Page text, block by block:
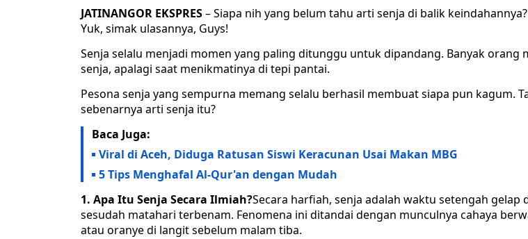
JATINANGOR EKSPRES– Siapa nih yang belum tahu arti senja di balik
Yuk, simak ulasannya, Guys!
Senja selalu menjadi momen yang paling ditunggu untuk dipandang. Banyak orang
senja, apalagi saat menikmatinya di tepi pantai.
Pesona senja yang sempurna memang selalu berhasil membuat siapa pun kagum.
sebenarnya arti senja itu?
Baca Juga:
Viral di Aceh, Diduga Ratusan Siswi Keracunan Usai Makan MBG
5 Tips Menghafal Al-Qur'an dengan Mudah
1. Apa Itu Senja Secara Ilmiah?Secara harfiah, senja adalah waktu setengah gelap
sesudah matahari terbenam. Fenomena ini ditandai dengan munculnya cahaya
atau oranye di langit sebelum malam tiba.